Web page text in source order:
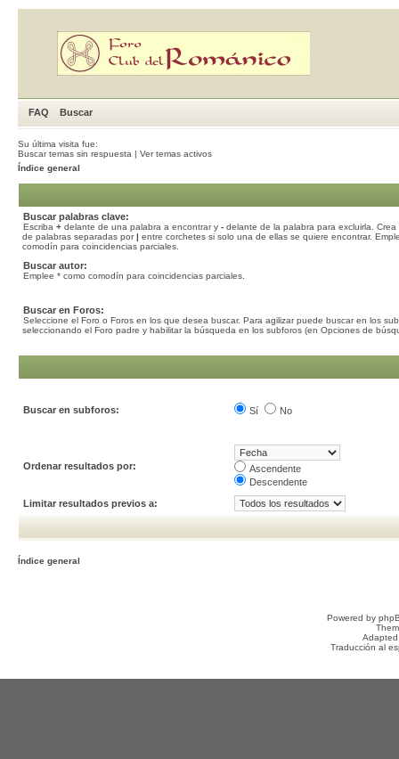
FAQ Buscar
Su última visita fue:
Buscar temas sin respuesta | Ver temas activos
Índice general
Buscar palabras clave:
Escriba + delante de una palabra a encontrar y - delante de la palabra para excluirla. Crea
de palabras separadas por| entre corchetes si solo una de ellas se quiere encontrar.
comodín para coincidencias parciales.
Buscar autor:
Emplee * como comodín para coincidencias parciales.
Buscar en Foros:
Seleccione el Foro o Foros en los que desea buscar. Para agilizar puede buscar en los
seleccionando el Foro padre y habilitar la búsqueda en los subforos (en Opciones de
Buscar en subforos: Sí No
Ordenar resultados por:
Ascendente
Descendente
Limitar resultados previos a:
Índice general
Powered by
Traducción al